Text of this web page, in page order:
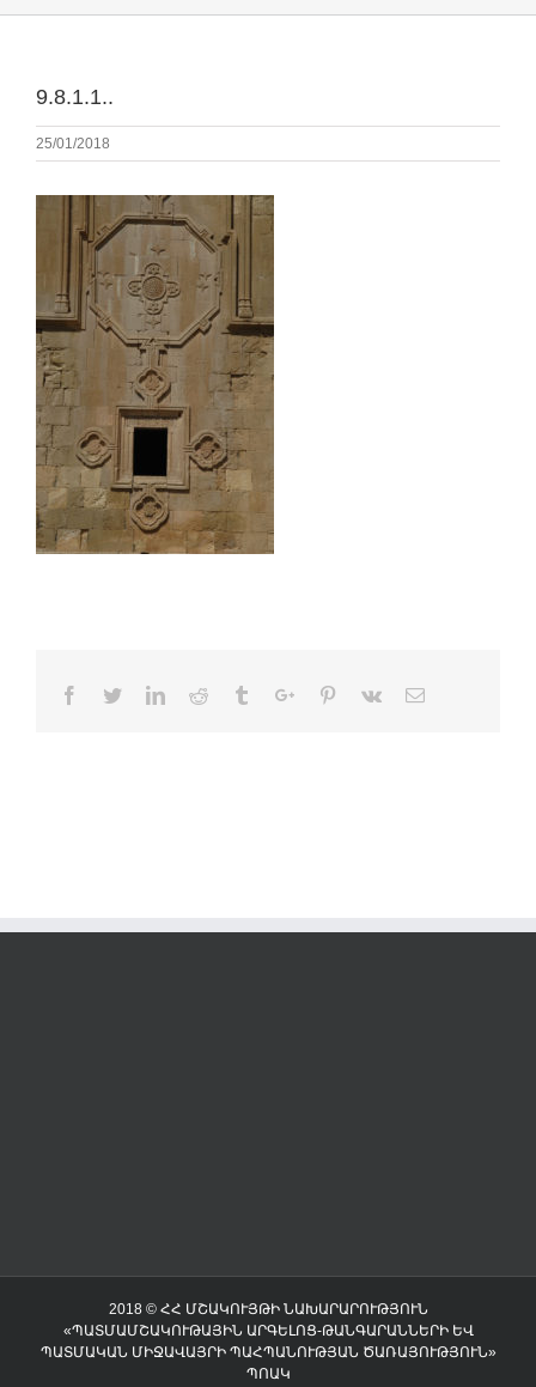
9.8.1.1..
25/01/2018
Facebook
TwitterLinkedinReddit TumblrGoogle+Pinterest
Vk Email
2018 © ՀՀ ՄՇԱԿՈՒՅԹԻ ՆԱԽԱՐԱՐՈՒԹՅՈՒՆ
«ՊԱՏՄԱՄՇԱԿՈՒԹԱՅԻՆ ԱՐԳԵԼՈՑ-ԹԱՆԳԱՐԱՆՆԵՐԻ ԵՎ
ՊԱՏՄԱԿԱՆ ՄԻՋԱՎԱՅՐԻ ՊԱՀՊԱՆՈՒԹՅԱՆ ԾԱՌԱՅՈՒԹՅՈՒՆ»
ՊՈԱԿ